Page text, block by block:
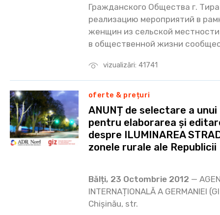
vizualizări: 41741
Гражданского Общества г.
реализацию мероприятий в
женщин из сельской
в общественной жизни
oferte & prețuri
ANUNȚ de selectare a
pentru elaborarea și
despre ILUMINAREA
zonele rurale ale Republicii
Bălți, 23 Octombrie 2012 —
INTERNAȚIONALĂ A GERMANIEI
Chișinău, str.